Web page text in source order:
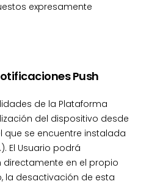
expresamente
Push
de la Plataforma
del dispositivo desde
que se encuentre instalada
El Usuario podrá
en el propio
la desactivación de esta